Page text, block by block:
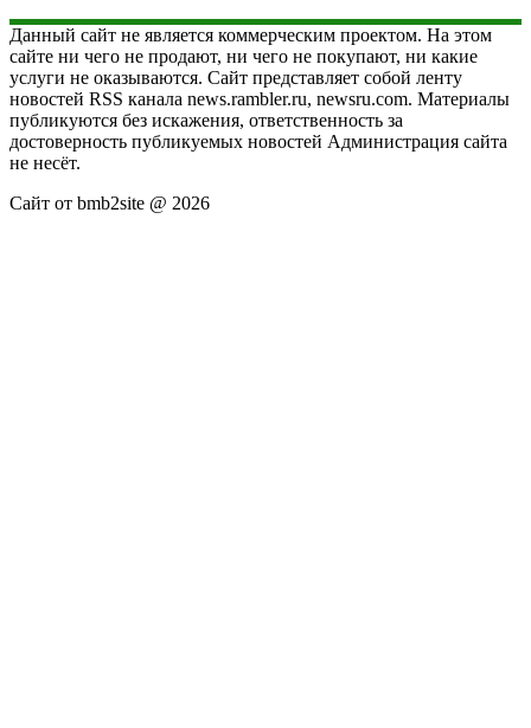
Данный сайт не является коммерческим проектом. На этом
сайте ни чего не продают, ни чего не покупают, ни какие
услуги не оказываются. Сайт представляет собой ленту
новостей RSS канала news.rambler.ru, newsru.com. Материалы
публикуются без искажения, ответственность за
достоверность публикуемых новостей Администрация сайта
не несёт.
Сайт от bmb2site @ 2026